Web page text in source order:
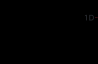
1D